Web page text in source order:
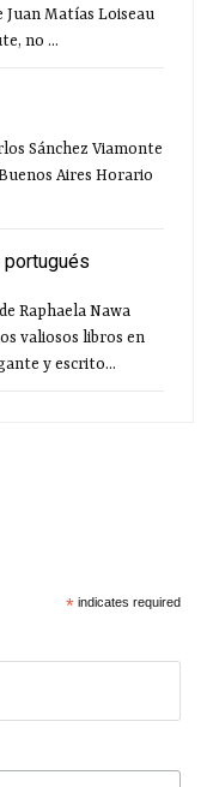
Juan Matías Loiseau
no ...
Sánchez Viamonte
Aires Horario
Raphaela Nawa
valiosos libros en
y escrito...
* indicates required